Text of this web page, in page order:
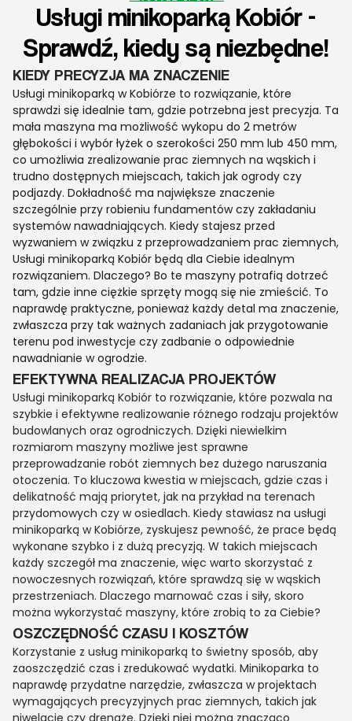
Usługi minikoparką Kobiór -
Sprawdź, kiedy są niezbędne!
KIEDY PRECYZJA MA ZNACZENIE
Usługi minikoparką w Kobiórze to rozwiązanie, które
sprawdzi się idealnie tam, gdzie potrzebna jest precyzja. Ta
mała maszyna ma możliwość wykopu do 2 metrów
głębokości i wybór łyżek o szerokości 250 mm lub 450 mm,
co umożliwia zrealizowanie prac ziemnych na wąskich i
trudno dostępnych miejscach, takich jak ogrody czy
podjazdy. Dokładność ma największe znaczenie
szczególnie przy robieniu fundamentów czy zakładaniu
systemów nawadniających. Kiedy stajesz przed
wyzwaniem w związku z przeprowadzaniem prac ziemnych,
Usługi minikoparką Kobiór będą dla Ciebie idealnym
rozwiązaniem. Dlaczego? Bo te maszyny potrafią dotrzeć
tam, gdzie inne ciężkie sprzęty mogą się nie zmieścić. To
naprawdę praktyczne, ponieważ każdy detal ma znaczenie,
zwłaszcza przy tak ważnych zadaniach jak przygotowanie
terenu pod inwestycje czy zadbanie o odpowiednie
nawadnianie w ogrodzie.
EFEKTYWNA REALIZACJA PROJEKTÓW
Usługi minikoparką Kobiór to rozwiązanie, które pozwala na
szybkie i efektywne realizowanie różnego rodzaju projektów
budowlanych oraz ogrodniczych. Dzięki niewielkim
rozmiarom maszyny możliwe jest sprawne
przeprowadzanie robót ziemnych bez dużego naruszania
otoczenia. To kluczowa kwestia w miejscach, gdzie czas i
delikatność mają priorytet, jak na przykład na terenach
przydomowych czy w osiedlach. Kiedy stawiasz na usługi
minikoparką w Kobiórze, zyskujesz pewność, że prace będą
wykonane szybko i z dużą precyzją. W takich miejscach
każdy szczegół ma znaczenie, więc warto skorzystać z
nowoczesnych rozwiązań, które sprawdzą się w wąskich
przestrzeniach. Dlaczego marnować czas i siły, skoro
można wykorzystać maszyny, które zrobią to za Ciebie?
OSZCZĘDNOŚĆ CZASU I KOSZTÓW
Korzystanie z usług minikoparką to świetny sposób, aby
zaoszczędzić czas i zredukować wydatki. Minikoparka to
naprawdę przydatne narzędzie, zwłaszcza w projektach
wymagających precyzyjnych prac ziemnych, takich jak